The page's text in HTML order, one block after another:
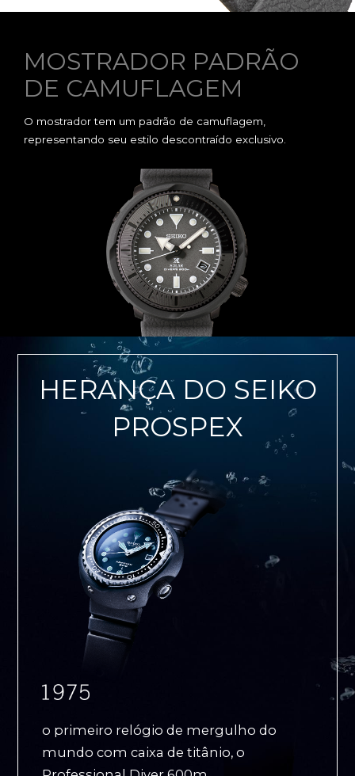
MOSTRADOR PADRÃO
DE CAMUFLAGEM
O mostrador tem um padrão de camuflagem,
representando seu estilo descontraído exclusivo.
HERANÇA DO SEIKO
PROSPEX
o primeiro relógio de mergulho do
mundo com caixa de titânio, o